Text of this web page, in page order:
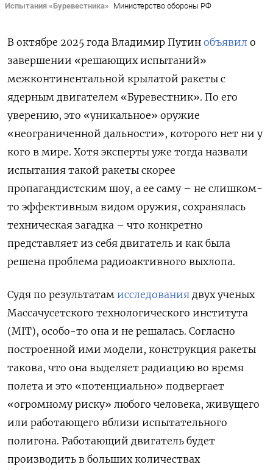
Испытания «Буревестника» Министерство обороны РФ
В октябре 2025 года Владимир Путин объявил о
завершении «решающих испытаний»
межконтинентальной крылатой ракеты с
ядерным двигателем «Буревестник». По его
уверению, это «уникальное» оружие
«неограниченной дальности», которого нет ни у
кого в мире. Хотя эксперты уже тогда назвали
испытания такой ракеты скорее
пропагандистским шоу, а ее саму – не слишком-
то эффективным видом оружия, сохранялась
техническая загадка – что конкретно
представляет из себя двигатель и как была
решена проблема радиоактивного выхлопа.
Судя по результатам исследования двух ученых
Массачусетского технологического института
(MIT), особо-то она и не решалась. Согласно
построенной ими модели, конструкция ракеты
такова, что она выделяет радиацию во время
полета и это «потенциально» подвергает
«огромному риску» любого человека, живущего
или работающего вблизи испытательного
полигона. Работающий двигатель будет
производить в больших количествах